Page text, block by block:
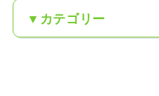
カテゴリー